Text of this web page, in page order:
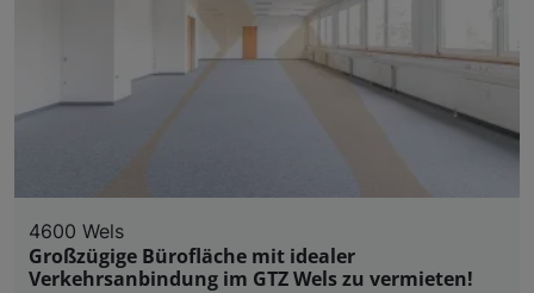
4600 Wels
Großzügige Bürofläche mit idealer
Verkehrsanbindung im GTZ Wels zu vermieten!